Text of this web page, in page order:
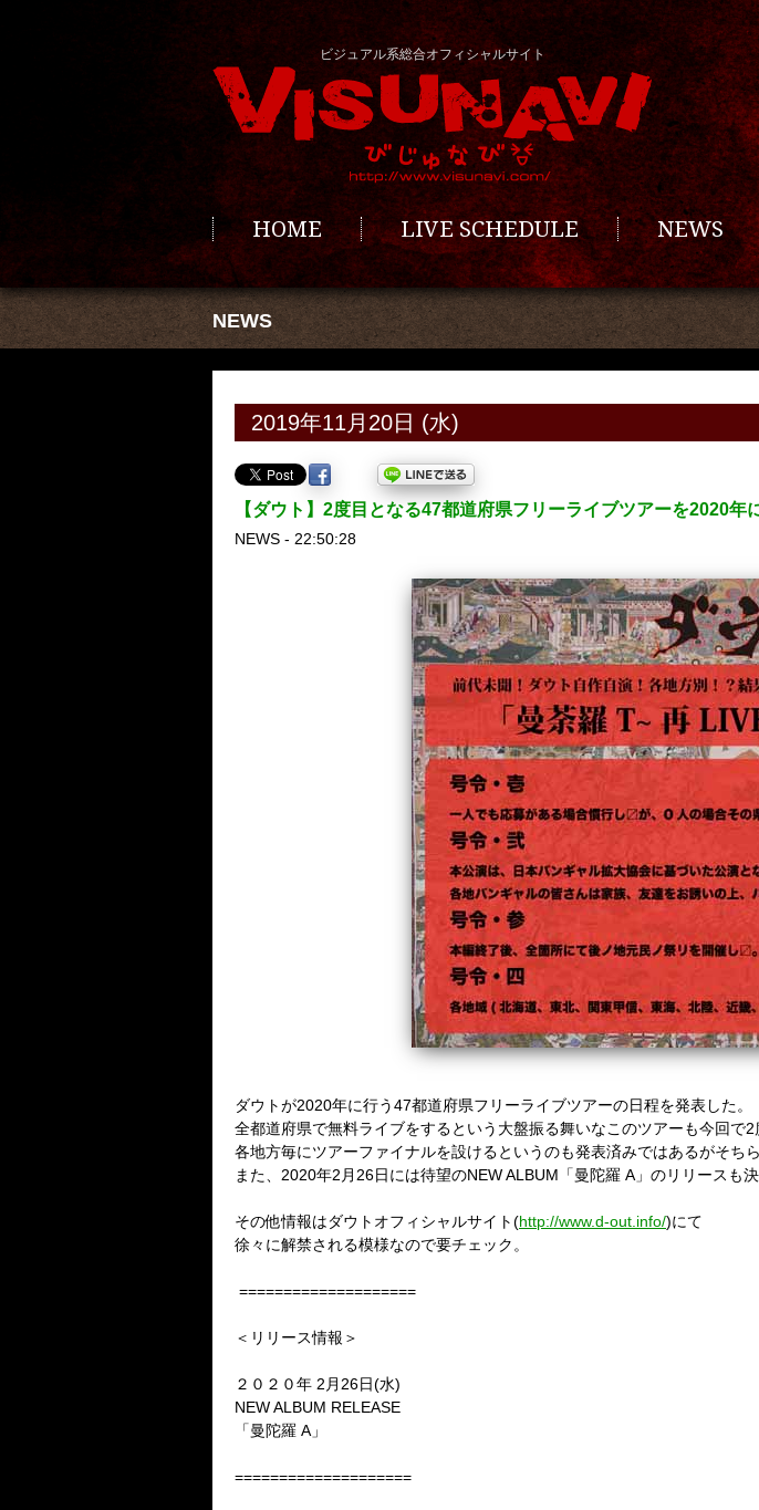
ビジュアル系総合オフィシャルサイト
HOME LIVE SCHEDULE NEWS
NEWS
2019年11月20日 (水)
【ダウト】2度目となる47都道府県フリーライブツアーを2020
NEWS - 22:50:28
ダウトが2020年に行う47都道府県フリーライブツアーの日程を発表した。
全都道府県で無料ライブをするという大盤振る舞いなこのツアーも今回で2
各地方毎にツアーファイナルを設けるというのも発表済みではあるがそち
また、 2020年2月26日には待望のNEW ALBUM「曼陀羅 A」のリリースも決
その他情報はダウトオフィシャルサイト(http://www.d-out.info/)にて
徐々に解禁される模様なので要チェック。
====================
＜リリース情報＞
２０２０年 2月26日(水)
NEW ALBUM RELEASE
「曼陀羅 A」
====================